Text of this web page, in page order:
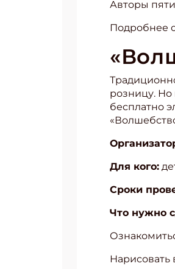
Авторы
Подробнее
розницу. Но
бесплатно
Для кого:
Сроки
Что нужно
Нарисовать